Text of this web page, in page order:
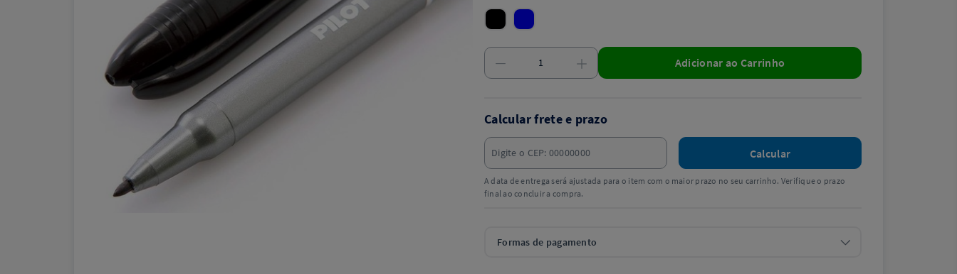
Adicionar ao Carrinho
Calcular frete e prazo
Calcular
A data de entrega será ajustada para o item com o maior prazo no seu carrinho. Verifique o prazo
final ao concluir a compra.
Formas de pagamento